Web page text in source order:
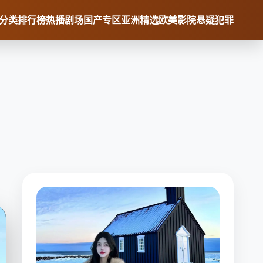
类排行榜热播剧场国产专区亚洲精选欧美影院悬疑犯罪